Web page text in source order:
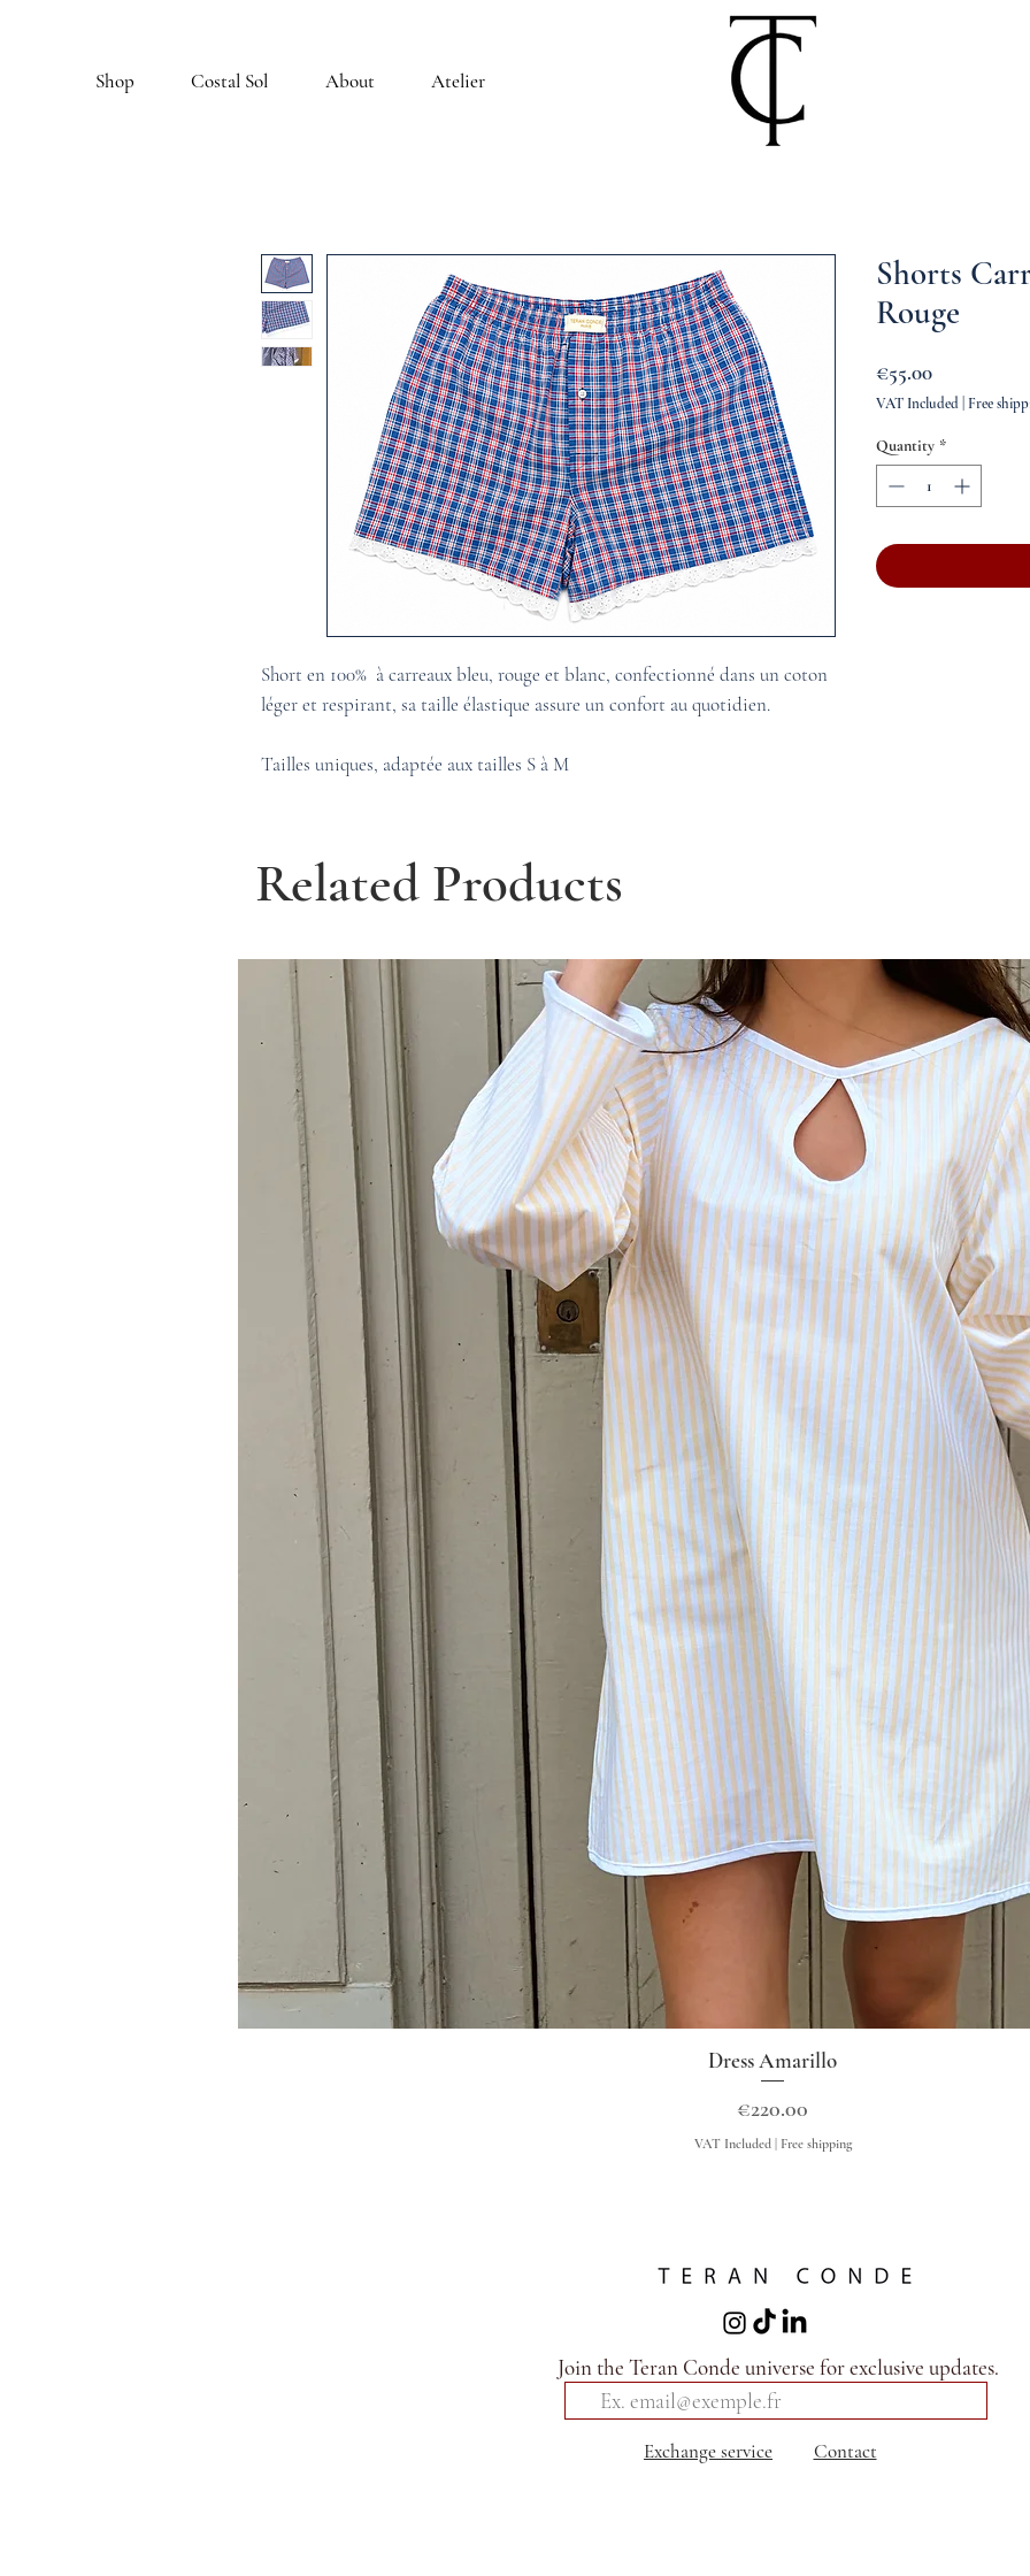
Shop Costal Sol About Atelier
Short en 100% à carreaux bleu, rouge et blanc, confectionné dans un coton
léger et respirant, sa taille élastique assure un confort au quotidien.
Tailles uniques, adaptée aux tailles S à M
Shorts
Rouge
€55.00Price
VAT Included Free
Quantity *
Related Products
Quick View
Dress Amarillo
Price
€220.00
VAT Included| Free shipping
Join the Teran Conde universe for exclusive updates.
Exchange service Contact